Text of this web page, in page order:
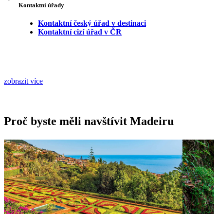
Kontaktní úřady
Kontaktní český úřad v destinaci
Kontaktní cizí úřad v ČR
zobrazit více
Proč byste měli navštívit Madeiru